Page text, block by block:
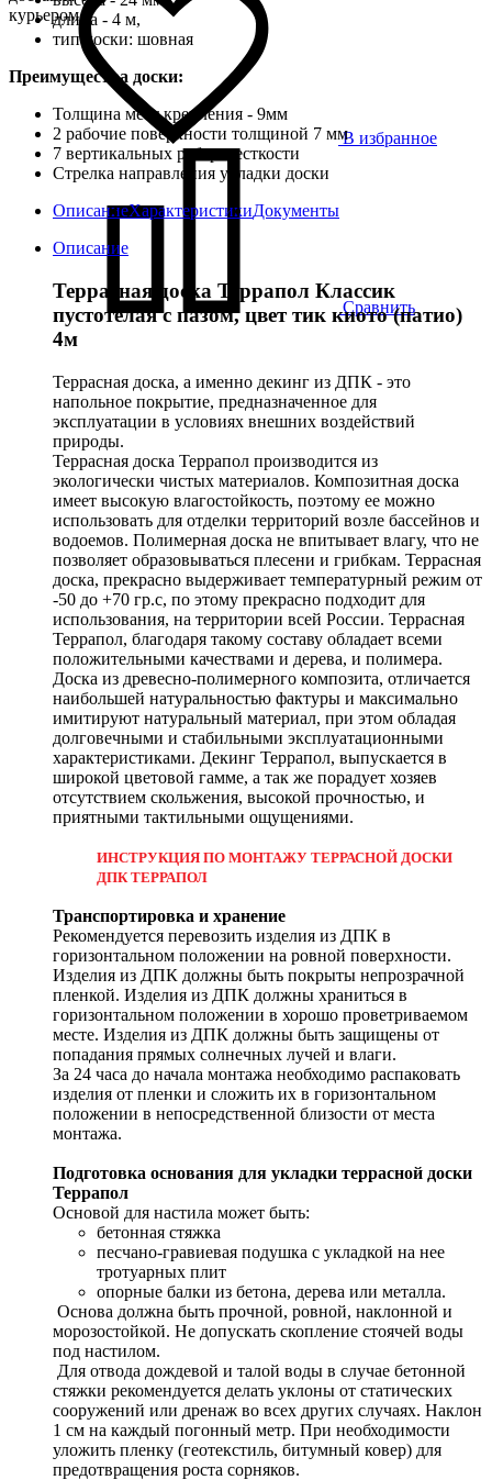
курьером
В избранное
Сравнить
длина - 4 м,
тип доски: шовная
Преимущества доски:
Толщина мест крепления - 9мм
2 рабочие поверхности толщиной 7 мм
7 вертикальных ребер жесткости
Стрелка направления укладки доски
ОписаниеХарактеристикиДокументы
Описание
Террасная доска Террапол Классик
пустотелая с пазом, цвет тик киото (патио)
4м
Террасная доска, а именно декинг из ДПК - это
напольное покрытие, предназначенное для
эксплуатации в условиях внешних воздействий
природы.
Террасная доска Террапол производится из
экологически чистых материалов. Композитная доска
имеет высокую влагостойкость, поэтому ее можно
использовать для отделки территорий возле бассейнов и
водоемов. Полимерная доска не впитывает влагу, что не
позволяет образовываться плесени и грибкам. Террасная
доска, прекрасно выдерживает температурный режим от
-50 до +70 гр.с, по этому прекрасно подходит для
использования, на территории всей России. Террасная
Террапол, благодаря такому составу обладает всеми
положительными качествами и дерева, и полимера.
Доска из древесно-полимерного композита, отличается
наибольшей натуральностью фактуры и максимально
имитируют натуральный материал, при этом обладая
долговечными и стабильными эксплуатационными
характеристиками. Декинг Террапол, выпускается в
широкой цветовой гамме, а так же порадует хозяев
отсутствием скольжения, высокой прочностью, и
приятными тактильными ощущениями.
ИНСТРУКЦИЯ ПО МОНТАЖУ ТЕРРАСНОЙ ДОСКИ
ДПК ТЕРРАПОЛ
Транспортировка и хранение
Рекомендуется перевозить изделия из ДПК в
горизонтальном положении на ровной поверхности.
Изделия из ДПК должны быть покрыты непрозрачной
пленкой. Изделия из ДПК должны храниться в
горизонтальном положении в хорошо проветриваемом
месте. Изделия из ДПК должны быть защищены от
попадания прямых солнечных лучей и влаги.
За 24 часа до начала монтажа необходимо распаковать
изделия от пленки и сложить их в горизонтальном
положении в непосредственной близости от места
монтажа.
Подготовка основания для укладки террасной доски
Террапол
Основой для настила может быть:
бетонная стяжка
песчано-гравиевая подушка с укладкой на нее
тротуарных плит
опорные балки из бетона, дерева или металла.
Основа должна быть прочной, ровной, наклонной и
морозостойкой. Не допускать скопление стоячей воды
под настилом.
Для отвода дождевой и талой воды в случае бетонной
стяжки рекомендуется делать уклоны от статических
сооружений или дренаж во всех других случаях. Наклон
1 см на каждый погонный метр. При необходимости
уложить пленку (геотекстиль, битумный ковер) для
предотвращения роста сорняков.